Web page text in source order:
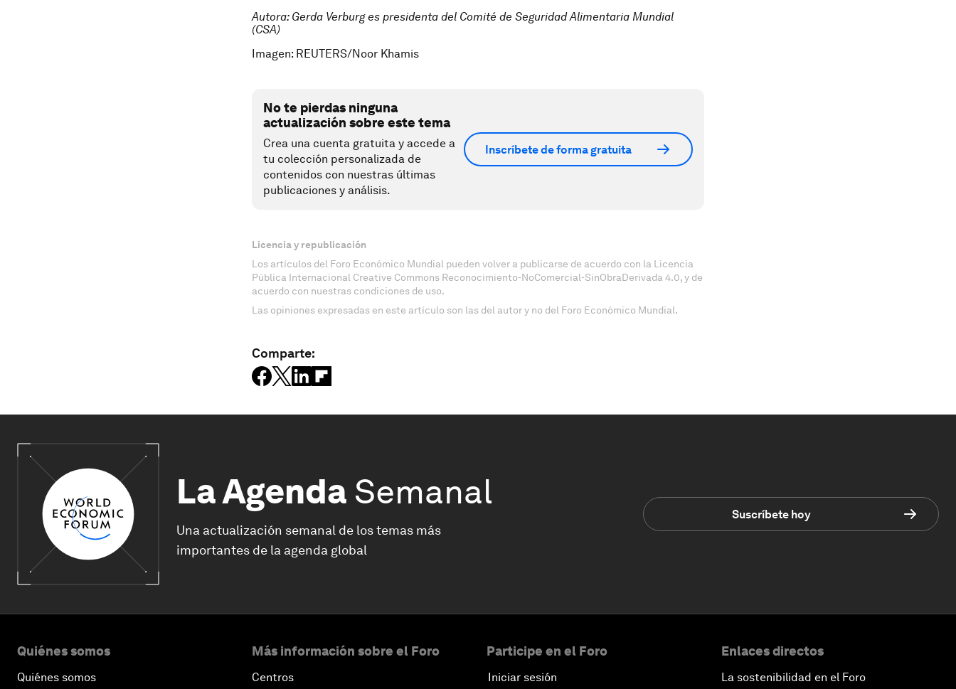
Autora: Gerda Verburg es presidenta del Comité de Seguridad Alimentaria Mundial
(CSA)
Imagen: REUTERS/Noor Khamis
No te pierdas ninguna
actualización sobre este tema
Crea una cuenta gratuita y accede a
tu colección personalizada de
contenidos con nuestras últimas
publicaciones y análisis.
Inscríbete de forma gratuita
Licencia y republicación
Los artículos del Foro Económico Mundial pueden volver a publicarse de acuerdo con la Licencia
Pública Internacional Creative Commons Reconocimiento-NoComercial-SinObraDerivada 4.0, y de
acuerdo con nuestras condiciones de uso.
Las opiniones expresadas en este artículo son las del autor y no del Foro Económico Mundial.
Comparte:
La Agenda Semanal
Una actualización semanal de los temas más
importantes de la agenda global
Suscríbete hoy
Quiénes somos
Quiénes somos
Más información sobre el Foro
Centros
Participe en el Foro
Iniciar sesión
Enlaces directos
La sostenibilidad en el Foro